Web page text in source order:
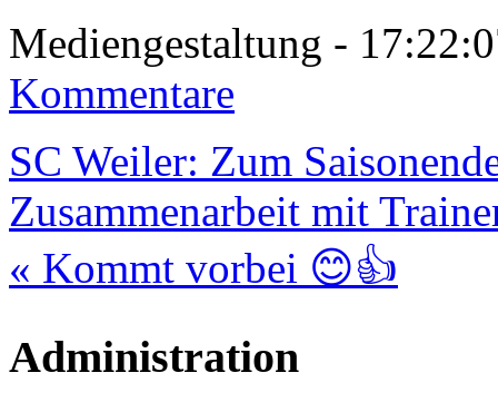
Mediengestaltung -
Kommentare
SC Weiler: Zum
Zusammenarbeit mit
« Kommt vorbei 😊👍
Administration